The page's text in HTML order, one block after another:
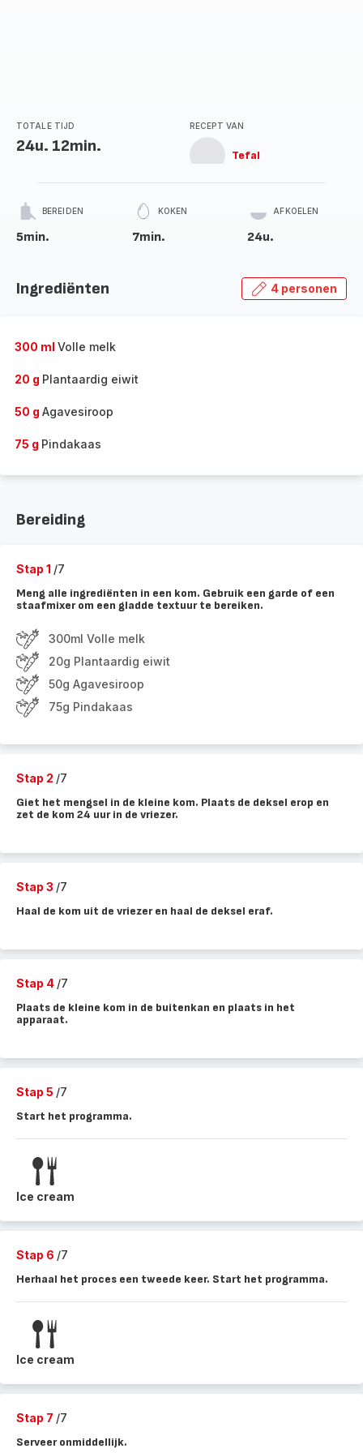
TOTALE TIJD
24u. 12min.
RECEPT VAN
Tefal
BEREIDEN
5min.
KOKEN
7min.
AFKOELEN
24u.
Ingrediënten 4 personen
300 ml Volle melk
20 g Plantaardig eiwit
50 g Agavesiroop
75 g Pindakaas
Bereiding
Stap 1 /7
Meng alle ingrediënten in een kom. Gebruik een garde of een
staafmixer om een gladde textuur te bereiken.
300ml Volle melk
20g Plantaardig eiwit
50g Agavesiroop
75g Pindakaas
Stap 2 /7
Giet het mengsel in de kleine kom. Plaats de deksel erop en
zet de kom 24 uur in de vriezer.
Stap 3 /7
Haal de kom uit de vriezer en haal de deksel eraf.
Stap 4 /7
Plaats de kleine kom in de buitenkan en plaats in het
apparaat.
Stap 5 /7
Start het programma.
Ice cream
Stap 6 /7
Herhaal het proces een tweede keer. Start het programma.
Ice cream
Stap 7 /7
Serveer onmiddellijk.